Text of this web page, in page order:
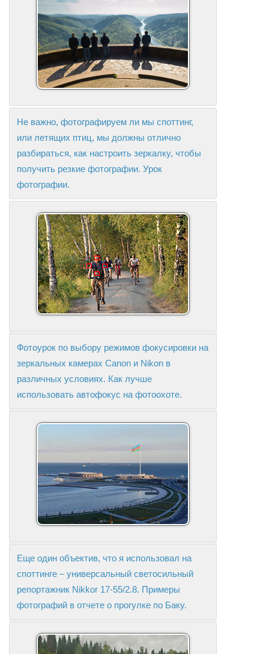
Не важно, фотографируем ли мы споттинг,
или летящих птиц, мы должны отлично
разбираться, как настроить зеркалку, чтобы
получить резкие фотографии. Урок
фотографии.
Фотоурок по выбору режимов фокусировки на
зеркальных камерах Canon и Nikon в
различных условиях. Как лучше
использовать автофокус на фотоохоте.
Еще один объектив, что я использовал на
споттинге – универсальный светосильный
репортажник Nikkor 17-55/2.8. Примеры
фотографий в отчете о прогулке по Баку.